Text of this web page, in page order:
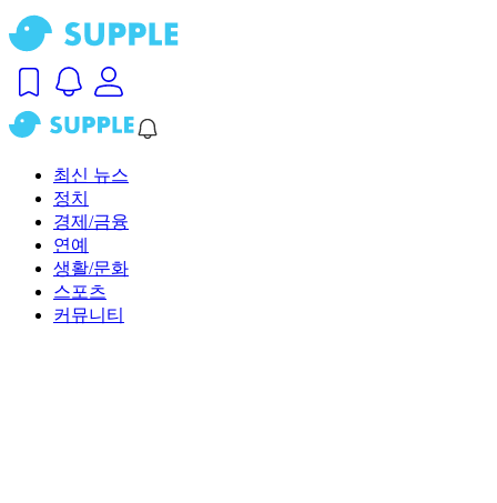
최신 뉴스
정치
경제/금융
연예
생활/문화
스포츠
커뮤니티